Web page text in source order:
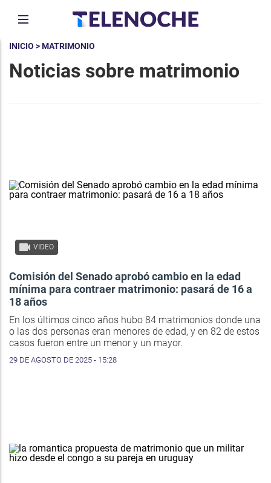
INICIO > MATRIMONIO
Noticias sobre matrimonio
VIDEO
Comisión del Senado aprobó cambio en la edad
mínima para contraer matrimonio: pasará de 16 a
18 años
En los últimos cinco años hubo 84 matrimonios donde una
o las dos personas eran menores de edad, y en 82 de estos
casos fueron entre un menor y un mayor.
29 DE AGOSTO DE 2025 - 15:28